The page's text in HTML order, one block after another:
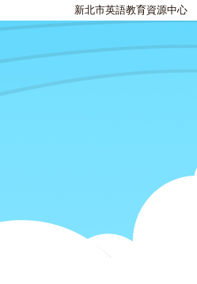
新北市英語教育資源中心